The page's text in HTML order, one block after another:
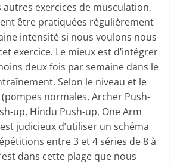
autres exercices de musculation,
être pratiquées régulièrement
intensité si nous voulons nous
exercice. Le mieux est d’intégrer
deux fois par semaine dans le
Selon le niveau et le
normales, Archer Push-
up, Hindu Push-up, One Arm
judicieux d’utiliser un schéma
entre 3 et 4 séries de 8 à
dans cette plage que nous